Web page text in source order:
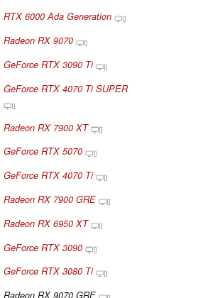
RTX 6000 Ada Generation
Radeon RX 9070
GeForce RTX 3090 Ti
GeForce RTX 4070 Ti SUPER
Radeon RX 7900 XT
GeForce RTX 5070
GeForce RTX 4070 Ti
Radeon RX 7900 GRE
Radeon RX 6950 XT
GeForce RTX 3090
GeForce RTX 3080 Ti
Radeon RX 9070 GRE